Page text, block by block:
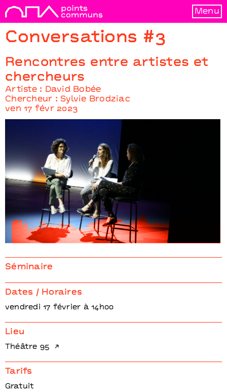
Menu
Conversations #3
Rencontres entre artistes et
chercheurs
Artiste : David Bobée
Chercheur : Sylvie Brodziac
ven 17 févr 2023
Conversations #3
Artiste : David Bobée
Séminaire
Dates / Horaires
vendredi 17 février à 14h00
Lieu
Théâtre 95
Tarifs
Gratuit